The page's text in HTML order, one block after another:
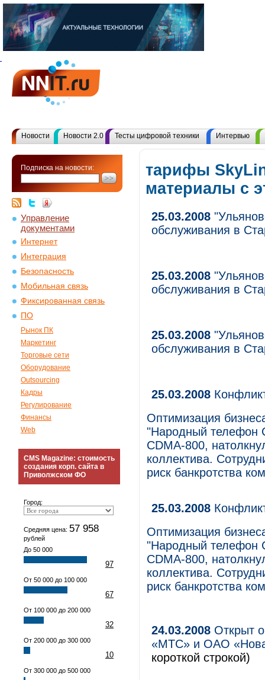
Новости Новости 2.0 Тесты цифровой техники Интервью
Подписка на новости:
Управление
документами
Интернет
Интеграция
Безопасность
Мобильная связь
Фиксированная связь
ПО
Рынок ПК
Маркетинг
Торговые сети
Оборудование
Outsourcing
Кадры
Регулирование
Финансы
Web
CMS Magazine: стоимость
создания корп. сайта в
Приволжском ФО
Город:
Средняя цена: 57 958
рублей
До 50 000
97
От 50 000 до 100 000
67
От 100 000 до 200 000
32
От 200 000 до 300 000
10
От 300 000 до 500 000
тарифы
материалы с
25.03.2008
обслуживания в
25.03.2008
обслуживания в
25.03.2008
обслуживания в
25.03.2008
Оптимизация
"Народный телефон
CDMA-800,
коллектива.
риск банкротства
25.03.2008
Оптимизация
"Народный телефон
CDMA-800,
коллектива.
риск банкротства
24.03.2008 Открыт
«МТС» и ОАО
короткой строкой)